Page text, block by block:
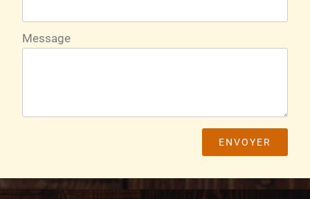
Message
ENVOYER